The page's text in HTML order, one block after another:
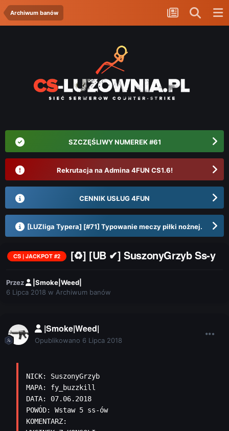
Archiwum banów
SZCZĘŚLIWY NUMEREK #61
Rekrutacja na Admina 4FUN CS1.6!
CENNIK USŁUG 4FUN
[LUZliga Typera] [#71] Typowanie meczy piłki nożnej.
CS | JACKPOT #2 [♻] [UB ✔] SuszonyGrzyb Ss-y
Przez
|Smoke|Weed|
6 Lipca 2018 w Archiwum banów
|Smoke|Weed|
Opublikowano 6 Lipca 2018
NICK: SuszonyGrzyb
MAPA: fy_buzzkill
DATA: 07.06.2018
POWÓD: Wstaw 5 ss-ów
KOMENTARZ: